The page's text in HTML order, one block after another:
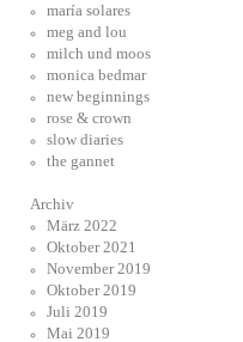
maría solares
meg and lou
milch und moos
monica bedmar
new beginnings
rose & crown
slow diaries
the gannet
Archiv
März 2022
Oktober 2021
November 2019
Oktober 2019
Juli 2019
Mai 2019